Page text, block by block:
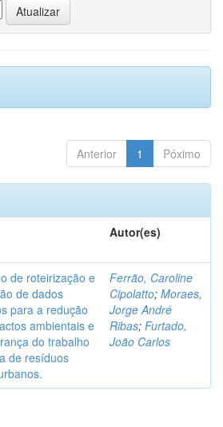
Anterior 1 Póximo
Autor(es)
de roteirização e
de dados
para a redução
ambientais e
do trabalho
de resíduos
Ferrão, Caroline
Cipolatto; Moraes,
Jorge André
Ribas; Furtado,
João Carlos